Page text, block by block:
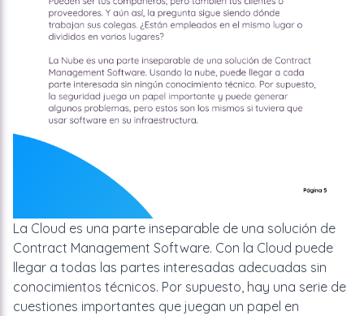
La Cloud es una parte inseparable de una solución de
Contract Management Software. Con la Cloud puede
llegar a todas las partes interesadas adecuadas sin
conocimientos técnicos. Por supuesto, hay una serie de
cuestiones importantes que juegan un papel en